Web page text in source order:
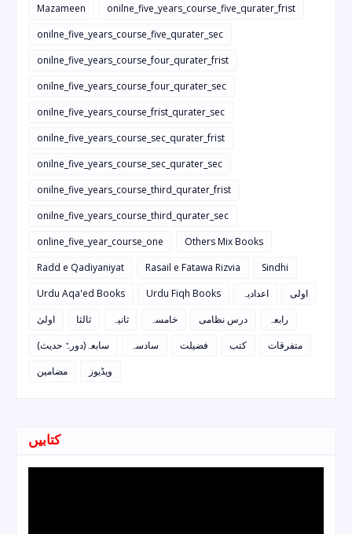
Mazameen
onilne_five_years_course_five_qurater_frist
onilne_five_years_course_five_qurater_sec
onilne_five_years_course_four_qurater_frist
onilne_five_years_course_four_qurater_sec
onilne_five_years_course_frist_qurater_sec
onilne_five_years_course_sec_qurater_frist
onilne_five_years_course_sec_qurater_sec
onilne_five_years_course_third_qurater_frist
onilne_five_years_course_third_qurater_sec
online_five_year_course_one
Others Mix Books
Radd e Qadiyaniyat
Rasail e Fatawa Rizvia
Sindhi
Urdu Aqa'ed Books
Urdu Fiqh Books اعدادیہ
اولی
اولیٰ
ثالثا ثانیہ خامسہ درس نظامی
رابعہ
سابعہ(دورہٌ حدیث)
سادسہ فضیلت کتب
متفرقات
مضامین
ویڈیوز
کتابیں